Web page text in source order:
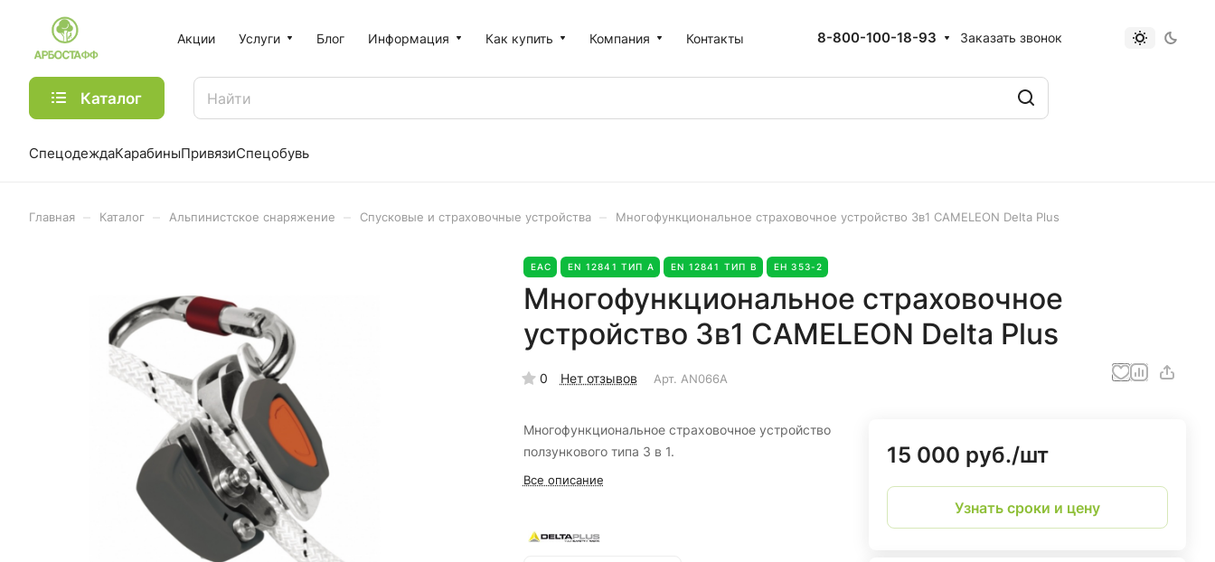
Акции Услуги Блог Информация Как купить Компания Контакты 8-800-100-18-93 Заказать звонок
Каталог
СпецодеждаКарабиныПривязиСпецобувь
Главная Каталог Альпинистское снаряжение Спусковые и страховочные устройства Многофункциональное страховочное устройство 3в1 CAMELEON Delta Plus
EAC EN 12841 ТИП А EN 12841 ТИП В ЕН 353-2
Многофункциональное страховочное
устройство 3в1 CAMELEON Delta Plus
0 Нет отзывов Арт. AN066A
Многофункциональное страховочное устройство
ползункового типа 3 в 1.
Все описание
15 000 руб./шт
Узнать сроки и цену